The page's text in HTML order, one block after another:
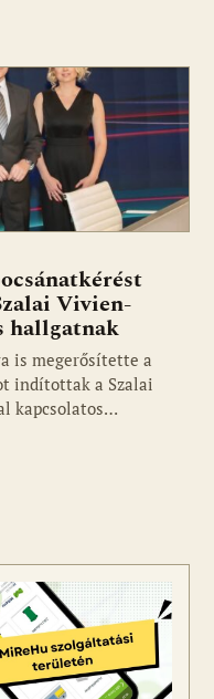
Vivien-
hallgatnak
is megerősítette a
indítottak a Szalai
kapcsolatos…